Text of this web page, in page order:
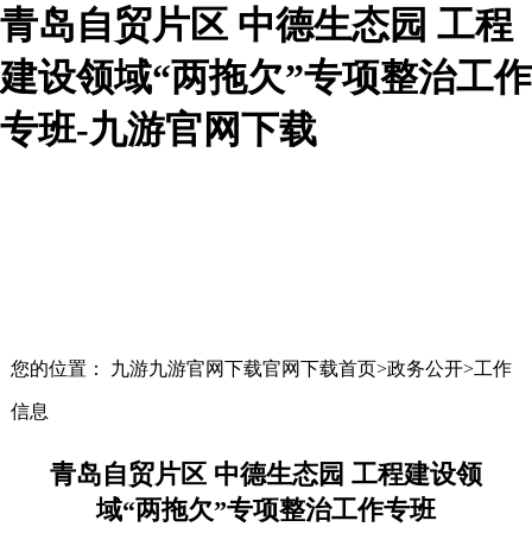
青岛自贸片区 中德生态园 工程
建设领域“两拖欠”专项整治工作
专班-九游官网下载
您的位置： 九游九游官网下载官网下载首页>政务公开>工作
信息
青岛自贸片区 中德生态园 工程建设领
域“两拖欠”专项整治工作专班